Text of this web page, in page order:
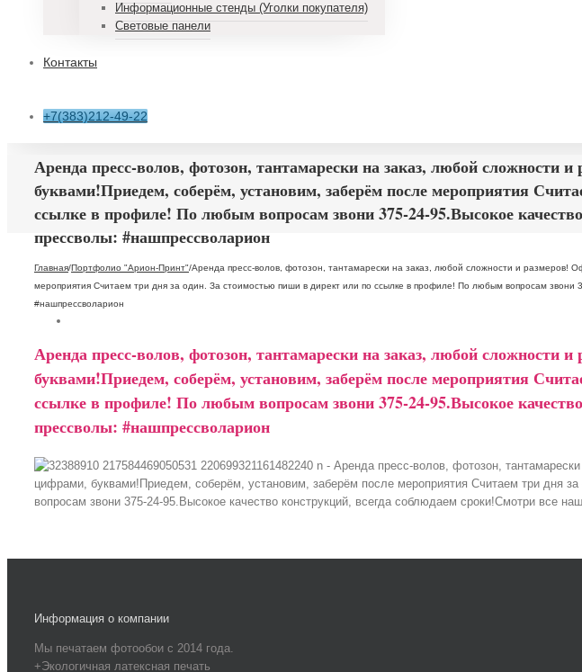
Информационные стенды (Уголки покупателя)
Световые панели
Контакты
+7(383)212-49-22
Аренда пресс-волов, фотозон, тантамарески на заказ, любой
буквами!Приедем, соберём, установим, заберём после мероприятия
ссылке в профиле! По любым вопросам звони 375-24-95.Высокое
прессволы: #нашпрессволарион
Главная/Портфолио "Арион-Принт"/Аренда пресс-волов, фотозон, тантамарески на заказ, любой сложности и
мероприятия Считаем три дня за один. За стоимостью пиши в директ или по ссылке в профиле! По любым вопросам звони
#нашпрессволарион
Аренда пресс-волов, фотозон, тантамарески на заказ, любой
буквами!Приедем, соберём, установим, заберём после мероприятия
ссылке в профиле! По любым вопросам звони 375-24-95.Высокое
прессволы: #нашпрессволарион
Информация о компании
Мы печатаем фотообои с 2014 года.
+Экологичная латексная печать